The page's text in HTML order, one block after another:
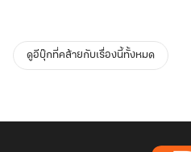
ดูอีบุ๊กที่คล้ายกับเรื่องนี้ทั้งหมด